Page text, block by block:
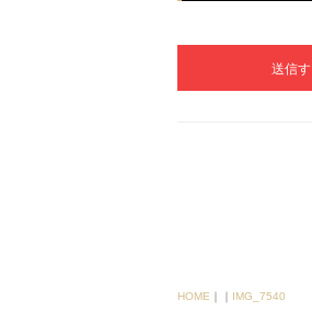
HOME ｜ ｜ IMG_7540